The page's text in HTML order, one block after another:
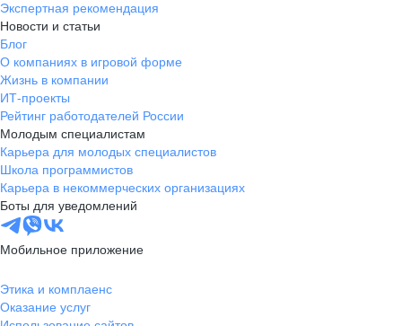
Экспертная рекомендация
Новости и статьи
Блог
О компаниях в игровой форме
Жизнь в компании
ИТ-проекты
Рейтинг работодателей России
Молодым специалистам
Карьера для молодых специалистов
Школа программистов
Карьера в некоммерческих организациях
Боты для уведомлений
Мобильное приложение
Этика и комплаенс
Оказание услуг